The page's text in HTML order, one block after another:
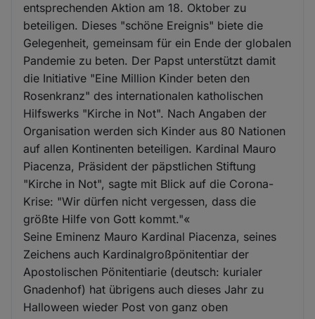
entsprechenden Aktion am 18. Oktober zu
beteiligen. Dieses "schöne Ereignis" biete die
Gelegenheit, gemeinsam für ein Ende der globalen
Pandemie zu beten. Der Papst unterstützt damit
die Initiative "Eine Million Kinder beten den
Rosenkranz" des internationalen katholischen
Hilfswerks "Kirche in Not". Nach Angaben der
Organisation werden sich Kinder aus 80 Nationen
auf allen Kontinenten beteiligen. Kardinal Mauro
Piacenza, Präsident der päpstlichen Stiftung
"Kirche in Not", sagte mit Blick auf die Corona-
Krise: "Wir dürfen nicht vergessen, dass die
größte Hilfe von Gott kommt."«
Seine Eminenz Mauro Kardinal Piacenza, seines
Zeichens auch Kardinalgroßpönitentiar der
Apostolischen Pönitentiarie (deutsch: kurialer
Gnadenhof) hat übrigens auch dieses Jahr zu
Halloween wieder Post von ganz oben